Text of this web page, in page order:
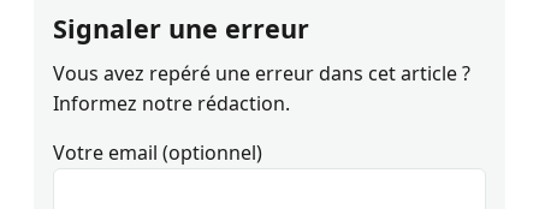
Signaler une erreur
Vous avez repéré une erreur dans cet article ?
Informez notre rédaction.
Votre email (optionnel)